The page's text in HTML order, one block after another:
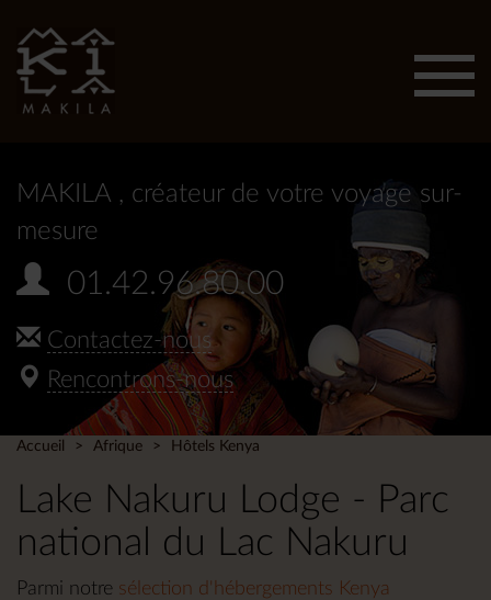
MAKILA , créateur de votre voyage sur-
mesure
01.42.96.80.00
Contactez-nous
Rencontrons-nous
Accueil Afrique Hôtels Kenya
Lake Nakuru Lodge - Parc
national du Lac Nakuru
Parmi notre sélection d'hébergements Kenya